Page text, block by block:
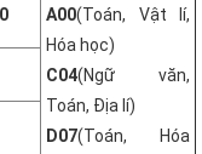
A00(Toán, Vật lí,
Hóa học)
C04(Ngữ văn,
Toán, Địa lí)
D07(Toán, Hóa